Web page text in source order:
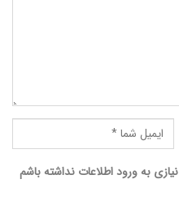
به ورود اطلاعات نداشته باشم